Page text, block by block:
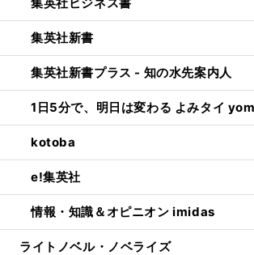
集英社新書
集英社新書プラス - 知の水先案内人
1日5分で、明日は変わる よみタイ
kotoba
e!集英社
情報・知識＆オピニオン imidas
ライトノベル・ノベライズ